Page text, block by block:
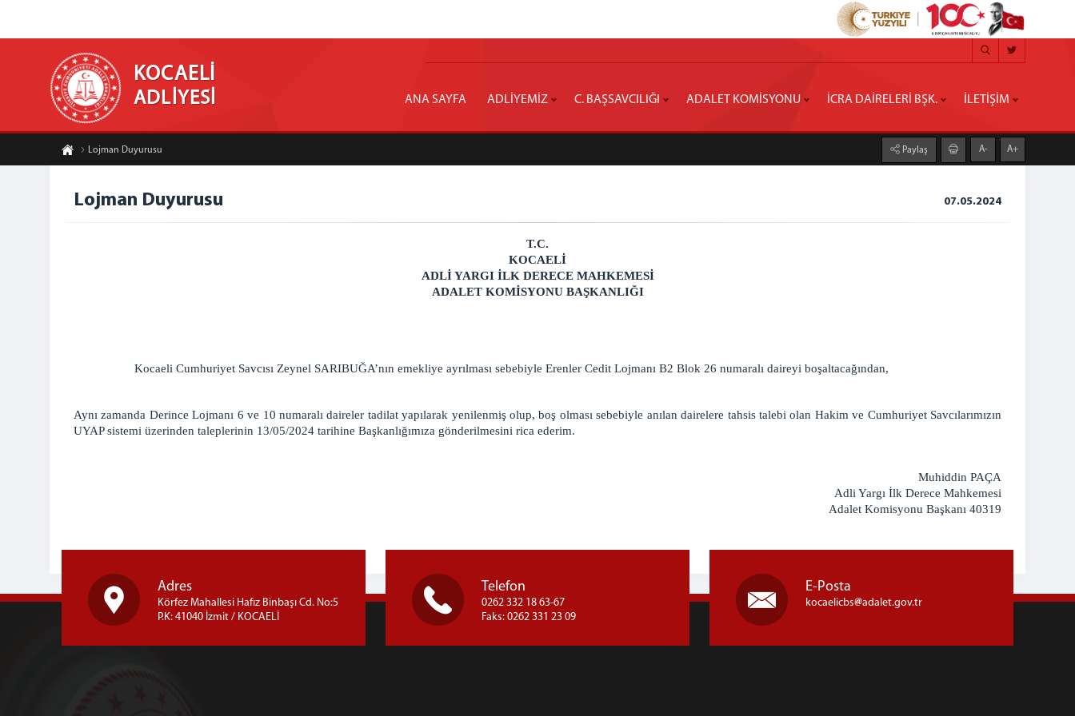
KOCAELİ
ADLİYESİ ANA SAYFA ADLİYEMİZ C. BAŞSAVCILIĞI ADALET KOMİSYONU İCRA DAİRELERİ BŞK. İLETİŞİM
Lojman Duyurusu Paylaş A- A+
Lojman Duyurusu 07.05.2024
T.C.
KOCAELİ
ADLİ YARGI İLK DERECE MAHKEMESİ
ADALET KOMİSYONU BAŞKANLIĞI
Kocaeli Cumhuriyet Savcısı Zeynel SARIBUĞA’nın emekliye ayrılması sebebiyle Erenler Cedit Lojmanı B2 Blok 26 numaralı daireyi boşaltacağından,
Aynı zamanda Derince Lojmanı 6 ve 10 numaralı daireler tadilat yapılarak yenilenmiş olup, boş olması sebebiyle anılan dairelere tahsis talebi olan Hakim ve Cumhuriyet Savcılarımızın
UYAP sistemi üzerinden taleplerinin 13/05/2024 tarihine Başkanlığımıza gönderilmesini rica ederim.
Muhiddin PAÇA
Adli Yargı İlk Derece Mahkemesi
Adalet Komisyonu Başkanı 40319
Adres
Körfez Mahallesi Hafız Binbaşı Cd. No:5
P.K: 41040 İzmit / KOCAELİ
Telefon
0262 332 18 63-67
Faks: 0262 331 23 09
E-Posta
kocaelicbs adalet.gov.tr